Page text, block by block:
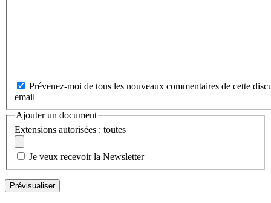
Prévenez-moi de tous les nouveaux commentaires de cette
email
Ajouter un document
Extensions autorisées : toutes
Je veux recevoir la Newsletter